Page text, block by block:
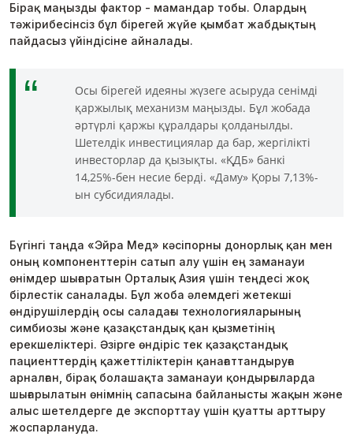
Бірақ маңызды фактор - мамандар тобы. Олардың
тәжірибесінсіз бұл бірегей жүйе қымбат жабдықтың
пайдасыз үйіндісіне айналады.
Осы бірегей идеяны жүзеге асыруда сенімді
қаржылық механизм маңызды. Бұл жобада
әртүрлі қаржы құралдары қолданылды.
Шетелдік инвестициялар да бар, жергілікті
инвесторлар да қызықты. «ҚДБ» банкі
14,25%-бен несие берді. «Даму» Қоры 7,13%-
ын субсидиялады.
Бүгінгі таңда «Эйра Мед» кәсіпорны донорлық қан мен
оның компоненттерін сатып алу үшін ең заманауи
өнімдер шығаратын Орталық Азия үшін теңдесі жоқ
бірлестік саналады. Бұл жоба әлемдегі жетекші
өндірушілердің осы саладағы технологияларының
симбиозы және қазақстандық қан қызметінің
ерекшеліктері. Әзірге өндіріс тек қазақстандық
пациенттердің қажеттіліктерін қанағаттандыруға
арналған, бірақ болашақта заманауи қондырғыларда
шығарылатын өнімнің сапасына байланысты жақын және
алыс шетелдерге де экспорттау үшін қуатты арттыру
жоспарлануда.